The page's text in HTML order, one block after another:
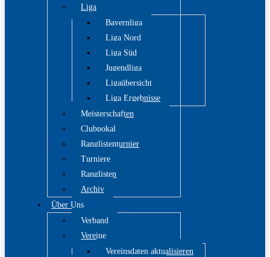
Liga
Bayernliga
Liga Nord
Liga Süd
Jugendliga
Ligaübersicht
Liga Ergebnisse
Meisterschaften
Clubpokal
Ranglistenturnier
Turniere
Ranglisten
Archiv
Über Uns
Verband
Vereine
Vereinsdaten aktualisieren